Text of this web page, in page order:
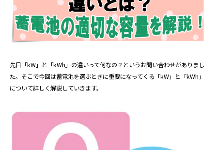
先日「kW」と「kWh」の違いって何なの？というお問い合わせがありまし
た。そこで今回は蓄電池を選ぶときに重要になってくる「kW」と「kWh」
について詳しく解説していきます。